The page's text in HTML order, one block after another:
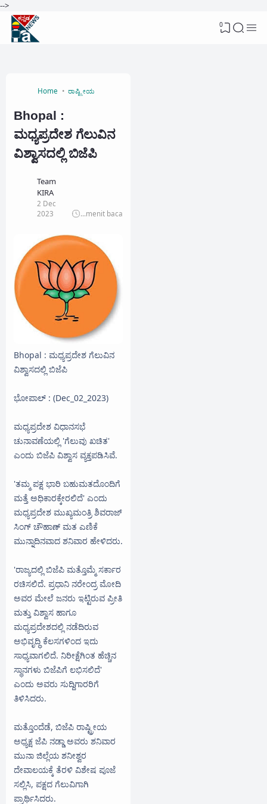
-->
0
Home ರಾಷ್ಟ್ರೀಯ
Bhopal :
ಮಧ್ಯಪ್ರದೇಶ ಗೆಲುವಿನ
ವಿಶ್ವಾಸದಲ್ಲಿ ಬಿಜೆಪಿ
Team
KIRA
2 Dec
2023
...menit baca
Bhopal : ಮಧ್ಯಪ್ರದೇಶ ಗೆಲುವಿನ
ವಿಶ್ವಾಸದಲ್ಲಿ ಬಿಜೆಪಿ
ಭೋಪಾಲ್ : (Dec_02_2023)
ಮಧ್ಯಪ್ರದೇಶ ವಿಧಾನಸಭೆ
ಚುನಾವಣೆಯಲ್ಲಿ 'ಗೆಲುವು ಖಚಿತ'
ಎಂದು ಬಿಜೆಪಿ ವಿಶ್ವಾಸ ವ್ಯಕ್ತಪಡಿಸಿವೆ.
'ತಮ್ಮ ಪಕ್ಷ ಭಾರಿ ಬಹುಮತದೊಂದಿಗೆ
ಮತ್ತೆ ಅಧಿಕಾರಕ್ಕೇರಲಿದೆ' ಎಂದು
ಮಧ್ಯಪ್ರದೇಶ ಮುಖ್ಯಮಂತ್ರಿ ಶಿವರಾಜ್
ಸಿಂಗ್ ಚೌಹಾಣ್ ಮತ ಎಣಿಕೆ
ಮುನ್ನಾದಿನವಾದ ಶನಿವಾರ ಹೇಳಿದರು.
'ರಾಜ್ಯದಲ್ಲಿ ಬಿಜೆಪಿ ಮತ್ತೊಮ್ಮೆ ಸರ್ಕಾರ
ರಚಿಸಲಿದೆ. ಪ್ರಧಾನಿ ನರೇಂದ್ರ ಮೋದಿ
ಅವರ ಮೇಲೆ ಜನರು ಇಟ್ಟಿರುವ ಪ್ರೀತಿ
ಮತ್ತು ವಿಶ್ವಾಸ ಹಾಗೂ
ಮಧ್ಯಪ್ರದೇಶದಲ್ಲಿ ನಡೆದಿರುವ
ಅಭಿವೃದ್ಧಿ ಕೆಲಸಗಳಿಂದ ಇದು
ಸಾಧ್ಯವಾಗಲಿದೆ. ನಿರೀಕ್ಷೆಗಿಂತ ಹೆಚ್ಚಿನ
ಸ್ಥಾನಗಳು ಬಿಜೆಪಿಗೆ ಲಭಿಸಲಿದೆ'
ಎಂದು ಅವರು ಸುದ್ದಿಗಾರರಿಗೆ
ತಿಳಿಸಿದರು.
ಮತ್ತೊಂದೆಡೆ, ಬಿಜೆಪಿ ರಾಷ್ಟ್ರೀಯ
ಅಧ್ಯಕ್ಷ ಜೆಪಿ ನಡ್ಡಾ ಅವರು ಶನಿವಾರ
ಮು‌ನಾ ಜಿಲ್ಲೆಯ ಶನೀಶ್ವರ
ದೇವಾಲಯಕ್ಕೆ ತೆರಳಿ ವಿಶೇಷ ಪೂಜೆ
ಸಲ್ಲಿಸಿ, ಪಕ್ಷದ ಗೆಲುವಿಗಾಗಿ
ಪ್ರಾರ್ಥಿಸಿದರು.